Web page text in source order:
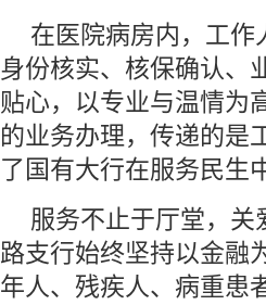
在医院病房内，工
身份核实、核保确认、
贴心，以专业与温情为
的业务办理，传递的是
了国有大行在服务民生
服务不止于厅堂，
路支行始终坚持以金融
年人、残疾人、病重患